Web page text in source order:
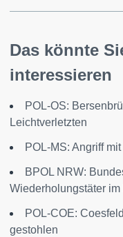
Das könnte
interessieren
POL-OS:
Leichtverletzten
POL-MS: Angriff
BPOL NRW:
Wiederholungstäter im
POL-COE:
gestohlen